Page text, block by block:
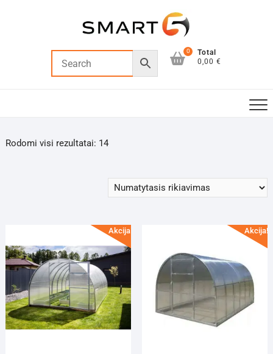
0
Total
0,00 €
Rodomi visi rezultatai: 14
Akcija! Akcija!